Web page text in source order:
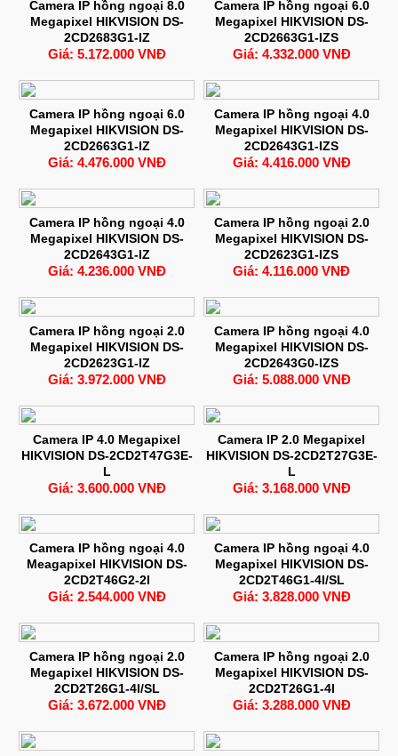
Camera IP hồng ngoại 8.0
Megapixel HIKVISION DS-
2CD2683G1-IZ
Giá: 5.172.000 VNĐ
Camera IP hồng ngoại 6.0
Megapixel HIKVISION DS-
2CD2663G1-IZS
Giá: 4.332.000 VNĐ
Camera IP hồng ngoại 6.0
Megapixel HIKVISION DS-
2CD2663G1-IZ
Giá: 4.476.000 VNĐ
Camera IP hồng ngoại 4.0
Megapixel HIKVISION DS-
2CD2643G1-IZS
Giá: 4.416.000 VNĐ
Camera IP hồng ngoại 4.0
Megapixel HIKVISION DS-
2CD2643G1-IZ
Giá: 4.236.000 VNĐ
Camera IP hồng ngoại 2.0
Megapixel HIKVISION DS-
2CD2623G1-IZS
Giá: 4.116.000 VNĐ
Camera IP hồng ngoại 2.0
Megapixel HIKVISION DS-
2CD2623G1-IZ
Giá: 3.972.000 VNĐ
Camera IP hồng ngoại 4.0
Megapixel HIKVISION DS-
2CD2643G0-IZS
Giá: 5.088.000 VNĐ
Camera IP 4.0 Megapixel
HIKVISION DS-2CD2T47G3E-
L
Giá: 3.600.000 VNĐ
Camera IP 2.0 Megapixel
HIKVISION DS-2CD2T27G3E-
L
Giá: 3.168.000 VNĐ
Camera IP hồng ngoại 4.0
Meagapixel HIKVISION DS-
2CD2T46G2-2I
Giá: 2.544.000 VNĐ
Camera IP hồng ngoại 4.0
Megapixel HIKVISION DS-
2CD2T46G1-4I/SL
Giá: 3.828.000 VNĐ
Camera IP hồng ngoại 2.0
Megapixel HIKVISION DS-
2CD2T26G1-4I/SL
Giá: 3.672.000 VNĐ
Camera IP hồng ngoại 2.0
Megapixel HIKVISION DS-
2CD2T26G1-4I
Giá: 3.288.000 VNĐ